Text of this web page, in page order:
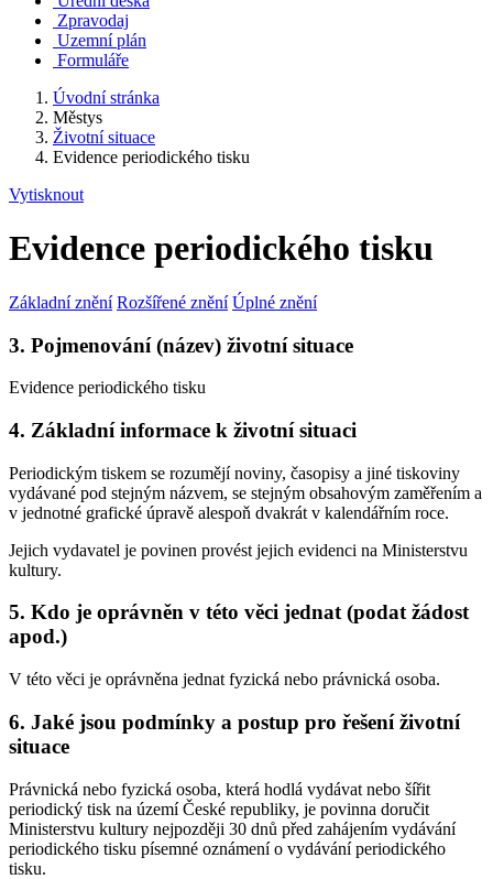
Zpravodaj
Uzemní plán
Formuláře
Úvodní stránka
Městys
Životní situace
Evidence periodického tisku
Vytisknout
Evidence periodického tisku
Základní znění Rozšířené znění Úplné znění
3. Pojmenování (název) životní situace
Evidence periodického tisku
4. Základní informace k životní situaci
Periodickým tiskem se rozumějí noviny, časopisy a jiné tiskoviny
vydávané pod stejným názvem, se stejným obsahovým zaměřením a
v jednotné grafické úpravě alespoň dvakrát v kalendářním roce.
Jejich vydavatel je povinen provést jejich evidenci na Ministerstvu
kultury.
5. Kdo je oprávněn v této věci jednat (podat žádost
apod.)
V této věci je oprávněna jednat fyzická nebo právnická osoba.
6. Jaké jsou podmínky a postup pro řešení životní
situace
Právnická nebo fyzická osoba, která hodlá vydávat nebo šířit
periodický tisk na území České republiky, je povinna doručit
Ministerstvu kultury nejpozději 30 dnů před zahájením vydávání
periodického tisku písemné oznámení o vydávání periodického
tisku.